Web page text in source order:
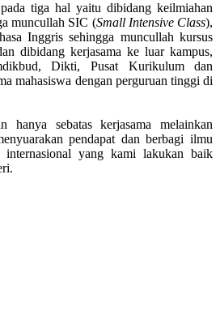
tiga hal yaitu dibidang keilmiahan
muncullah SIC (Small Intensive Class),
Inggris sehingga muncullah kursus
dibidang kerjasama ke luar kampus,
Dikti, Pusat Kurikulum dan
mahasiswa dengan perguruan tinggi di
hanya sebatas kerjasama melainkan
pendapat dan berbagi ilmu
internasional yang kami lakukan baik